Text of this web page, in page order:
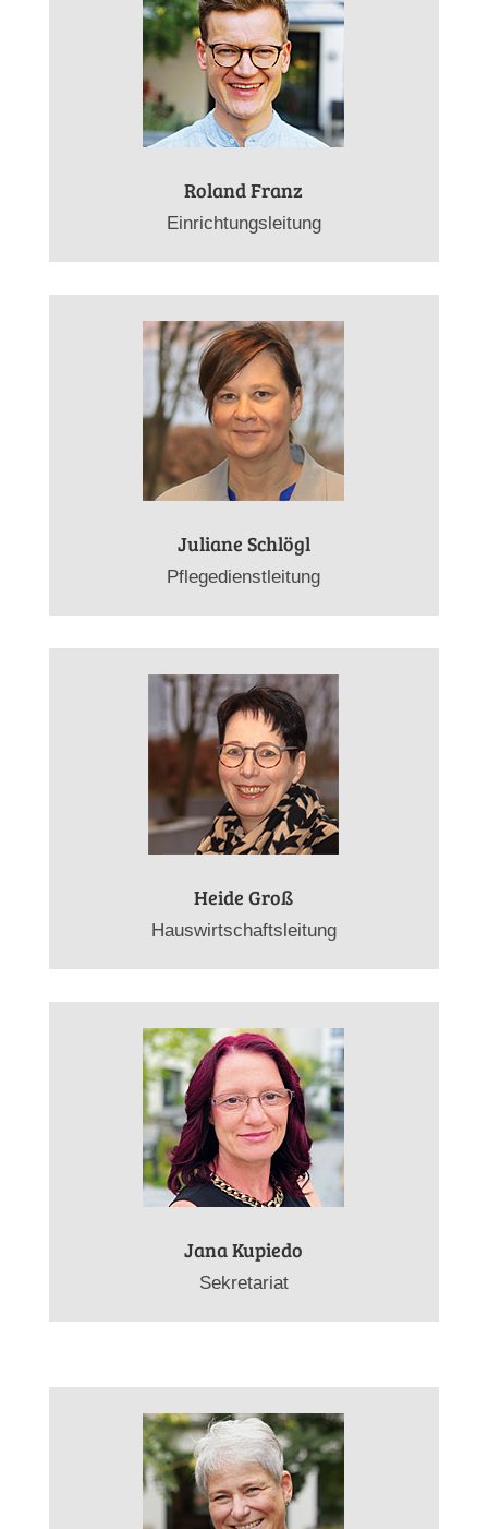
Roland Franz
Einrichtungsleitung
Juliane Schlögl
Pflegedienstleitung
Heide Groß
Hauswirtschaftsleitung
Jana Kupiedo
Sekretariat